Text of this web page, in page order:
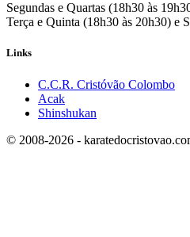
Segundas e Quartas (18h30 às
Terça e Quinta (18h30 às 20h30) e
Links
C.C.R. Cristóvão Colombo
Acak
Shinshukan
© 2008-2026 -